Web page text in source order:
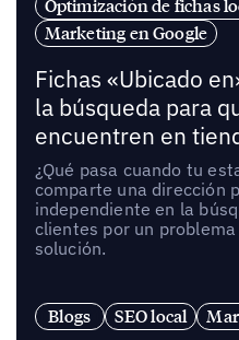
Optimización de fichas
Marketing en Google
Fichas «Ubicado
la búsqueda para
encuentren en
¿Qué pasa cuando tu
comparte una dirección
independiente en la
clientes por un
solución.
Blogs SEO local